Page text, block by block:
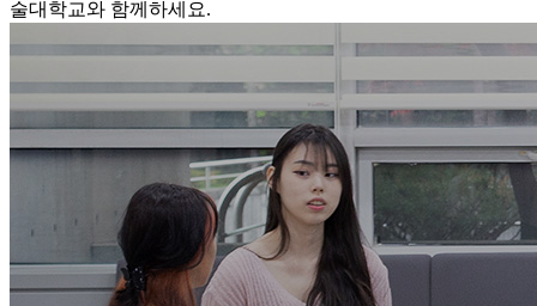
술대학교와 함께하세요.